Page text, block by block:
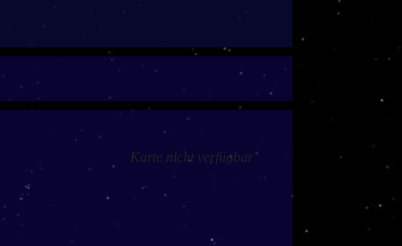
Karte nicht verfügbar